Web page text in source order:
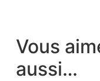
Vous
aussi…